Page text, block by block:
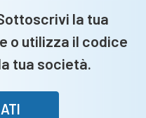
la tua
o utilizza il codice
tua società.